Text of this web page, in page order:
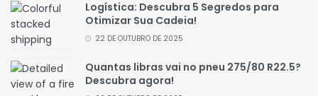
Logística: Descubra 5 Segredos para
Otimizar Sua Cadeia!
22 DE OUTUBRO DE 2025
Quantas libras vai no pneu 275/80 R22.5?
Descubra agora!